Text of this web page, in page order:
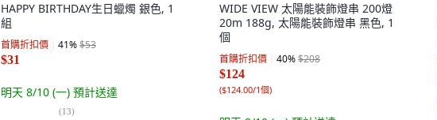
HAPPY BIRTHDAY生日蠟燭 銀色, 1
組
首購折扣價 41%$53
$31
明天 8/10 (一) 預計送達
(13)
WIDE VIEW 太陽能裝飾燈串 200燈
20m 188g, 太陽能裝飾燈串 黑色, 1
個
首購折扣價 40%$208
$124
($124.00/1個)